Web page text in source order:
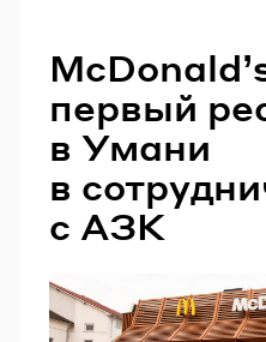
первый
в Умани
в
с АЗК